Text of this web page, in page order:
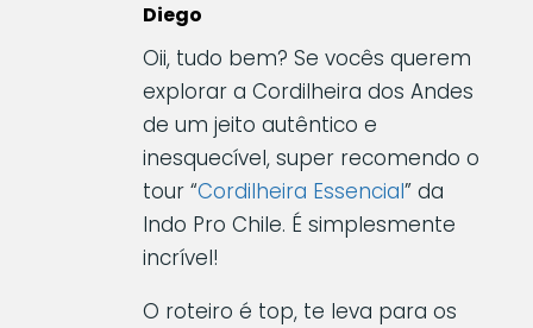
Diego
Oii, tudo bem? Se vocês querem
explorar a Cordilheira dos Andes
de um jeito autêntico e
inesquecível, super recomendo o
tour “Cordilheira Essencial” da
Indo Pro Chile. É simplesmente
incrível!
O roteiro é top, te leva para os